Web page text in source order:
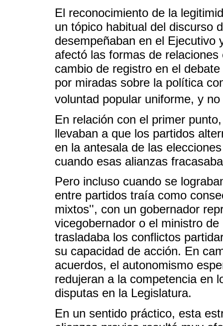
El reconocimiento de la
un tópico habitual del discurso
desempeñaban en el Ejecutivo
afectó las formas de
cambio de registro en el
por miradas sobre la política
voluntad popular uniforme, y
En relación con el primer
llevaban a que los partidos
en la antesala de las
cuando esas alianzas
Pero incluso cuando se
entre partidos traía como
mixtos'', con un gobernador
vicegobernador o el ministro
trasladaba los conflictos
su capacidad de acción. En
acuerdos, el autonomismo
redujeran a la competencia en
disputas en la Legislatura.
En un sentido práctico, esta